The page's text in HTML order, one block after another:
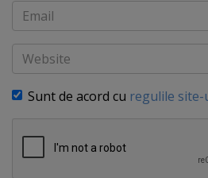
Email
Website
Sunt de acord cu regulile site-